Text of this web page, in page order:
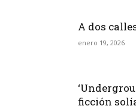
A dos
enero 19, 2026
ficción